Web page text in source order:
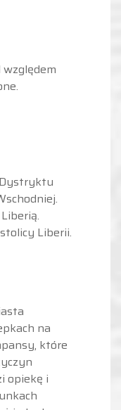
względem
Liberii.
na
które
opiekę i